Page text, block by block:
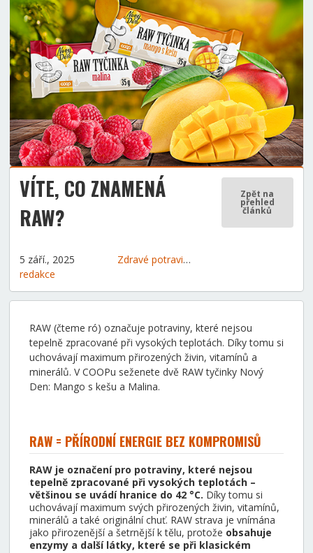
VÍTE, CO ZNAMENÁ
RAW?
Zpět na
přehled
článků
5 září., 2025
redakce
Zdravé potraviny
RAW (čteme ró) označuje potraviny, které nejsou
tepelně zpracované při vysokých teplotách. Díky tomu si
uchovávají maximum přirozených živin, vitamínů a
minerálů. V COOPu seženete dvě RAW tyčinky Nový
Den: Mango s kešu a Malina.
RAW = PŘÍRODNÍ ENERGIE BEZ KOMPROMISŮ
RAW je označení pro potraviny, které nejsou
tepelně zpracované při vysokých teplotách –
většinou se uvádí hranice do 42 °C. Díky tomu si
uchovávají maximum svých přirozených živin, vitamínů,
minerálů a také originální chuť. RAW strava je vnímána
jako přirozenější a šetrnější k tělu, protože obsahuje
enzymy a další látky, které se při klasickém